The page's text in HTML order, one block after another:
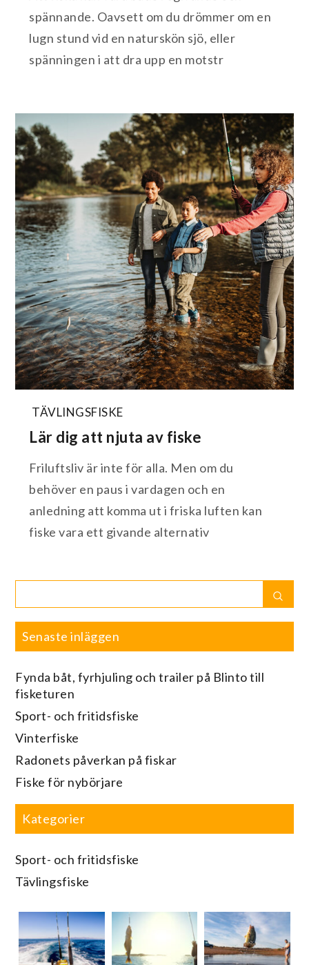
spännande. Oavsett om du drömmer om en
lugn stund vid en naturskön sjö, eller
spänningen i att dra upp en motstr
TÄVLINGSFISKE
Lär dig att njuta av fiske
Friluftsliv är inte för alla. Men om du
behöver en paus i vardagen och en
anledning att komma ut i friska luften kan
fiske vara ett givande alternativ
for:
Senaste inläggen
Fynda båt, fyrhjuling och trailer på Blinto till
fisketuren
Sport- och fritidsfiske
Vinterfiske
Radonets påverkan på fiskar
Fiske för nybörjare
Kategorier
Sport- och fritidsfiske
Tävlingsfiske